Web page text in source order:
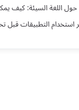
اللغة السيئة: كيف
استخدام التطبيقات